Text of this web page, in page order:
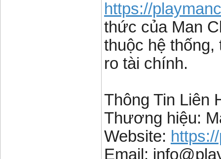
https://
thức của Man
thuộc hệ
ro tài chính.
Thông Tin Liên
Thương hiệu:
Website:
Email: